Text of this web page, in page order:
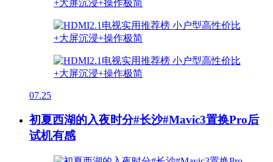
07.25
初夏西湖的入夜时分#长沙#Mavic3置换Pro后
试机有感